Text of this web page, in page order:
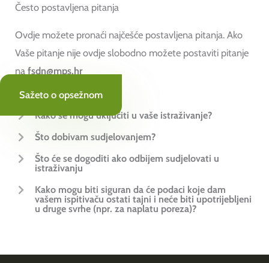
Sažeto o opsežnom
Često postavljena pitanja
Ovdje možete pronaći najčešće postavljena pitanja. Ako
Vaše pitanje nije ovdje slobodno možete postaviti pitanje
na fsdn@mps.hr
Kako se mogu uključiti u vaše istraživanje?
Što dobivam sudjelovanjem?
Što će se dogoditi ako odbijem sudjelovati u
istraživanju
Kako mogu biti siguran da će podaci koje dam
vašem ispitivaču ostati tajni i neće biti upotrijebljeni
u druge svrhe (npr. za naplatu poreza)?